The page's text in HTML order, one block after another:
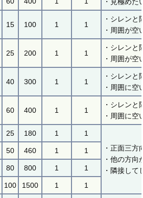
・見極めた
15 100 1 1
・シレン
・周囲が
25 200 1 1
・シレン
・周囲が
40 300 1 1
・シレン
・周囲に
60 400 1 1
・シレン
・周囲に
25 180 1
1
・正面三
・他の方
・隣接し
50 460 1 1
80 800 1 1
100 1500 1 1